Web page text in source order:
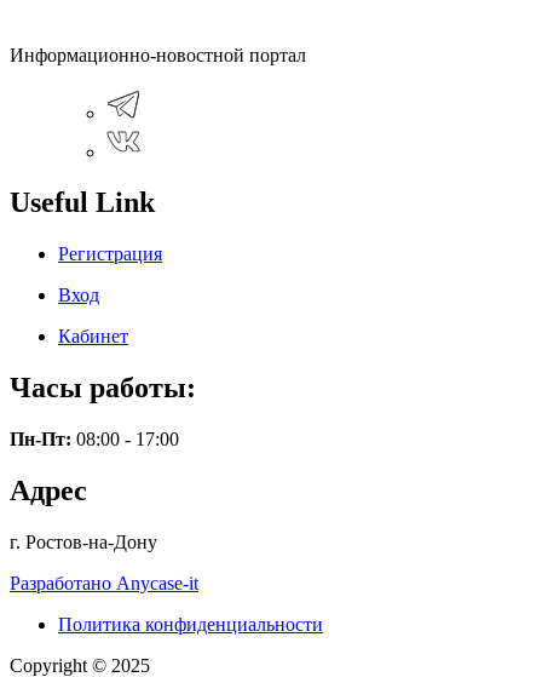
Информационно-новостной портал
Useful Link
Регистрация
Вход
Кабинет
Часы работы:
Пн-Пт: 08:00 - 17:00
Адрес
г. Ростов-на-Дону
Разработано Anycase-it
Политика конфиденциальности
Copyright © 2025